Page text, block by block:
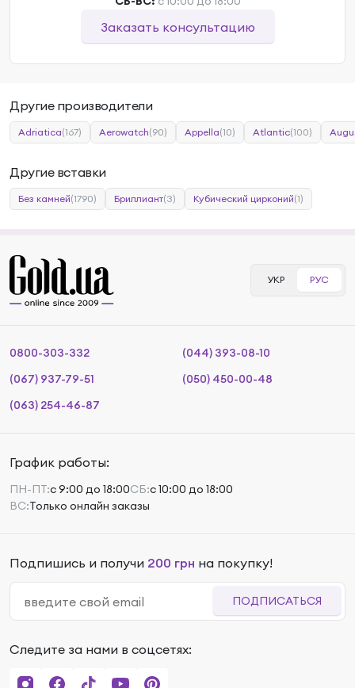
Заказать консультацию
Другие производители
Adriatica(167) Aerowatch(90) Appella(10) Atlantic(100)
Другие вставки
Без камней(1790) Бриллиант(3) Кубический цирконий(1)
УКР РУС
0800-303-332
(044) 393-08-10
(067) 937-79-51
(050) 450-00-48
(063) 254-46-87
График работы:
ПН-ПТ:с 9:00 до 18:00СБ:с 10:00 до 18:00
ВС:Только онлайн заказы
Подпишись и получи 200 грн на покупку!
ПОДПИСАТЬСЯ
Следите за нами в соцсетях: